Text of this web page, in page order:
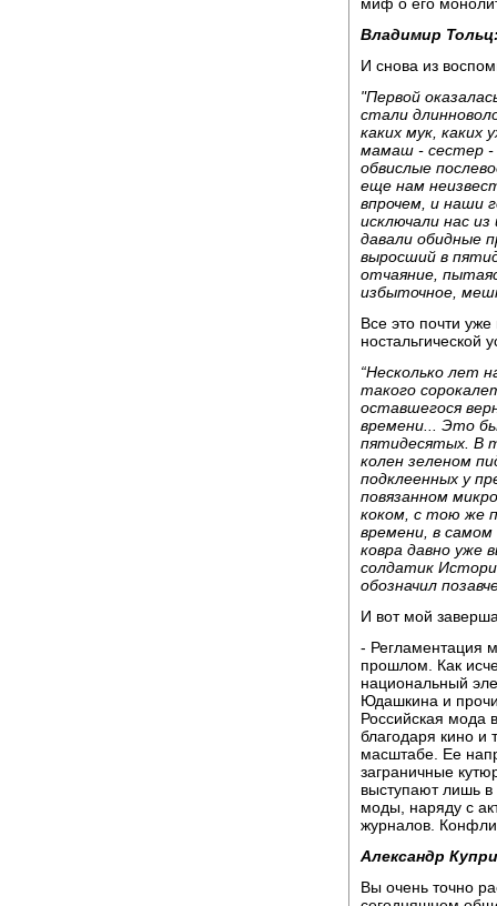
Владимир
И снова из
"Первой
стали
каких мук, каких
мамаш - сестер -
обвислые
еще нам
впрочем, и наши
исключали нас
давали обидные
выросший в
отчаяние,
избыточное,
Все это почти
ностальгической
“Несколько лет
такого
оставшегося
времени... Это
пятидесятых. В
колен зеленом
подклеенных у
повязанном
коком, с тою же
времени, в самом
ковра давно
солдатик
обозначил
И вот мой
- Регламентация
прошлом. Как
национальный
Юдашкина и
Российская мода
благодаря кино и
масштабе. Ее
заграничные
выступают лишь в
моды, наряду с
журналов.
Александр
Вы очень точно